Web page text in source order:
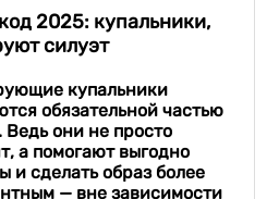
2025: купальники,
силуэт
купальники
обязательной частью
. Ведь они не просто
а помогают выгодно
и сделатьобраз более
— вне зависимости